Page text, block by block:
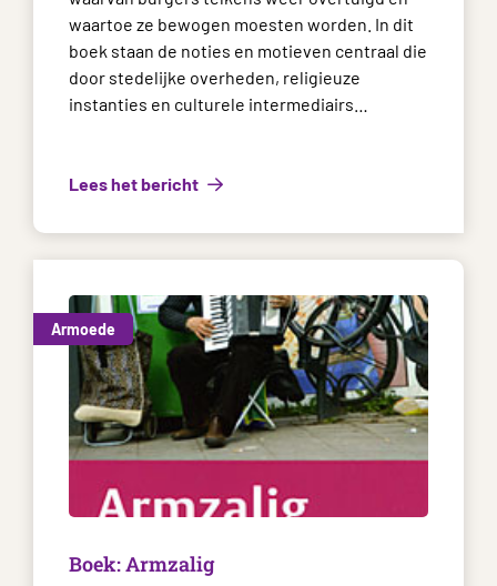
waartoe ze bewogen moesten worden. In dit
boek staan de noties en motieven centraal die
door stedelijke overheden, religieuze
instanties en culturele intermediairs…
Lees het bericht
Armoede
Boek: Armzalig